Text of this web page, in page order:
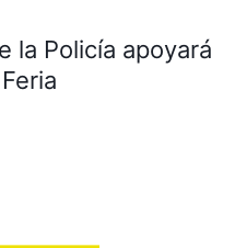
la Policía apoyará